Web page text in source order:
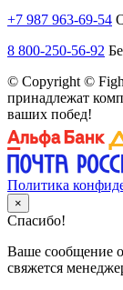
+7 987 963-69-54
8 800-250-56-92
© Copyright ©
принадлежат
ваших побед!
Политика
×
Спасибо!
Ваше сообщение
свяжется